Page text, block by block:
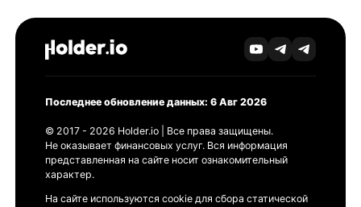
Последнее обновление данных: 6 Авг 2026
© 2017 - 2026 Holder.io | Все права защищены.
Не оказывает финансовых услуг. Вся информация
представленная на сайте носит ознакомительный
характер.
На сайте используются cookie для сбора статической